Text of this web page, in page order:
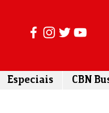
Especiais CBN